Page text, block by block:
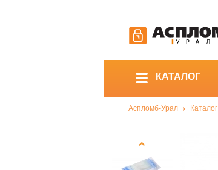
КАТАЛОГ
Аспломб-Урал Каталог